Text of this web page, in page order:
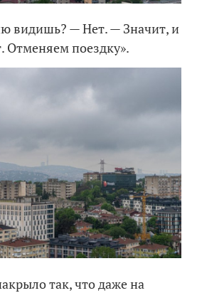
видишь? — Нет. — Значит, и
Отменяем поездку».
так, что даже на